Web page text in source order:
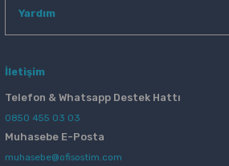
Yardım
İletişim
Telefon & Whatsapp Destek Hattı
0850 455 03 03
Muhasebe E-Posta
muhasebe@ofisostim.com